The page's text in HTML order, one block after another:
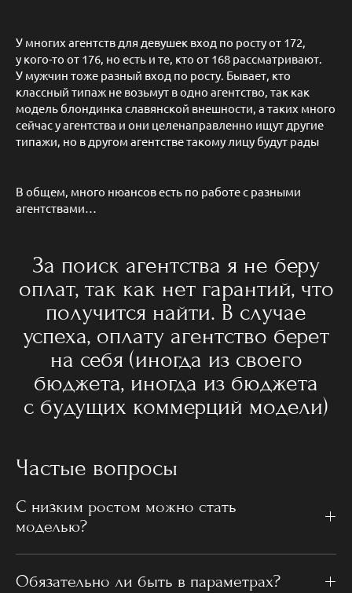
У многих агентств для девушек вход по росту от 172,
у кого-то от 176, но есть и те, кто от 168 рассматривают.
У мужчин тоже разный вход по росту. Бывает, кто
классный типаж не возьмут в одно агентство, так как
модель блондинка славянской внешности, а таких много
сейчас у агентства и они целенаправленно ищут другие
типажи, но в другом агентстве такому лицу будут рады
В общем, много нюансов есть по работе с разными
агентствами…
За поиск агентства я не беру
оплат, так как нет гарантий, что
получится найти. В случае
успеха, оплату агентство берет
на себя (иногда из своего
бюджета, иногда из бюджета
с будущих коммерций модели)
Частые вопросы
С низким ростом можно стать
моделью?
Обязательно ли быть в параметрах?